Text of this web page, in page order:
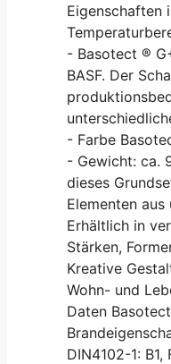
Eigenschaften
- Basotect ®
BASF. Der
- Farbe
- Gewicht: ca.
dieses
Elementen aus
Erhältlich in
Stärken,
Kreative
Wohn- und
Daten
DIN4102-1: